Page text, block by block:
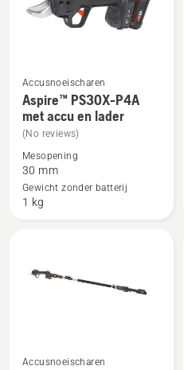
Bekijk
meer
details
over
Aspire™
PS30X-
P4A
Accusnoeischaren
Aspire™ PS30X-P4A
met accu en lader
(No reviews)
Mesopening
30 mm
Gewicht zonder batterij
1 kg
Accusnoeischaren